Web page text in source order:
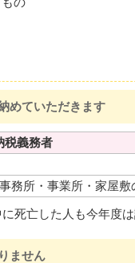
めていただきます
税義務者
務所・事業所・家屋敷
死亡した人も今年度は
ません